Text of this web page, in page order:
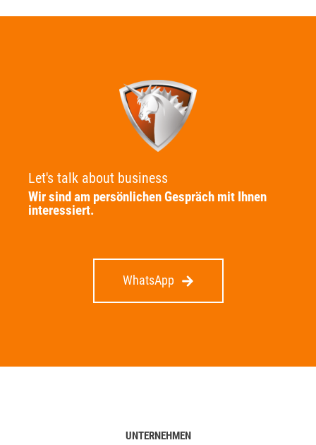
Let's talk about business
Wir sind am persönlichen Gespräch mit Ihnen
interessiert.
WhatsApp
UNTERNEHMEN